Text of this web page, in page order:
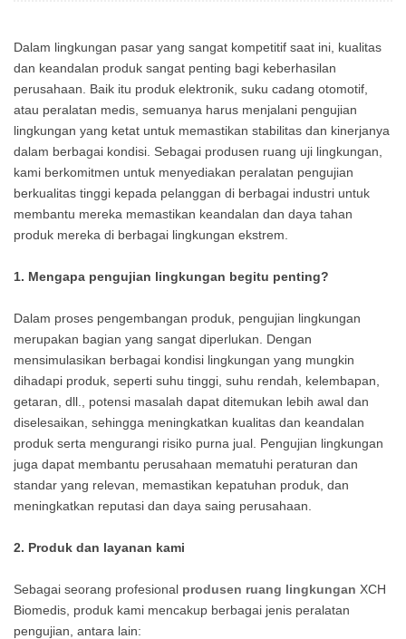
Dalam lingkungan pasar yang sangat kompetitif saat ini, kualitas
dan keandalan produk sangat penting bagi keberhasilan
perusahaan. Baik itu produk elektronik, suku cadang otomotif,
atau peralatan medis, semuanya harus menjalani pengujian
lingkungan yang ketat untuk memastikan stabilitas dan kinerjanya
dalam berbagai kondisi. Sebagai produsen ruang uji lingkungan,
kami berkomitmen untuk menyediakan peralatan pengujian
berkualitas tinggi kepada pelanggan di berbagai industri untuk
membantu mereka memastikan keandalan dan daya tahan
produk mereka di berbagai lingkungan ekstrem.
1. Mengapa pengujian lingkungan begitu penting?
Dalam proses pengembangan produk, pengujian lingkungan
merupakan bagian yang sangat diperlukan. Dengan
mensimulasikan berbagai kondisi lingkungan yang mungkin
dihadapi produk, seperti suhu tinggi, suhu rendah, kelembapan,
getaran, dll., potensi masalah dapat ditemukan lebih awal dan
diselesaikan, sehingga meningkatkan kualitas dan keandalan
produk serta mengurangi risiko purna jual. Pengujian lingkungan
juga dapat membantu perusahaan mematuhi peraturan dan
standar yang relevan, memastikan kepatuhan produk, dan
meningkatkan reputasi dan daya saing perusahaan.
2. Produk dan layanan kami
Sebagai seorang profesional produsen ruang lingkungan XCH
Biomedis, produk kami mencakup berbagai jenis peralatan
pengujian, antara lain: